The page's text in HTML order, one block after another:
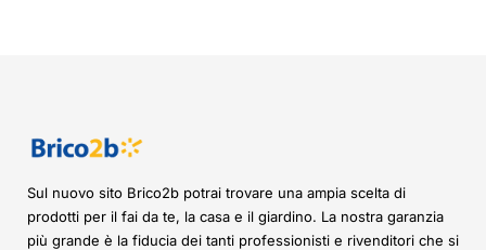
Sul nuovo sito Brico2b potrai trovare una ampia scelta di
prodotti per il fai da te, la casa e il giardino. La nostra garanzia
più grande è la fiducia dei tanti professionisti e rivenditori che si